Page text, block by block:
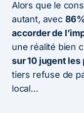
Alors que le
autant, avec
accorder de
une réalité bien
sur 10 jugent
tiers refuse de
local…